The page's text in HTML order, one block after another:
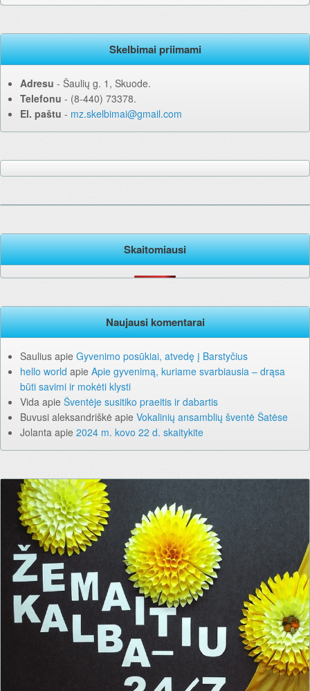
Skelbimai priimami
Adresu ‐ Šaulių g. 1, Skuode.
Telefonu ‐ (8-440) 73378.
El. paštu ‐ mz.skelbimai@gmail.com
Skaitomiausi
Naujausi komentarai
Saulius apie Gyvenimo posūkiai, atvedę į Barstyčius
hello world apie Apie gyvenimą, kuriame svarbiausia – drąsa
būti savimi ir mokėti klysti
Vida apie Šventėje susitiko praeitis ir dabartis
Buvusi aleksandriškė apie Vokalinių ansamblių šventė Šatėse
Jolanta apie 2024 m. kovo 22 d. skaitykite